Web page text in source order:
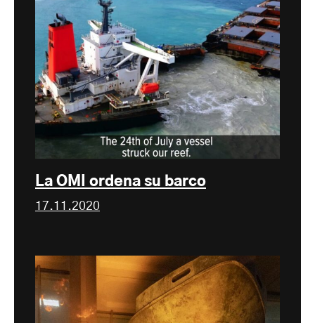
La OMI ordena su barco
17.11.2020